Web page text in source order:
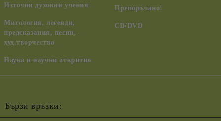
Източни духовни учения
Митология, легенди,
предсказания, песни,
худ.творчество
Наука и научни открития
Препоръчано!
CD/DVD
Бързи връзки: